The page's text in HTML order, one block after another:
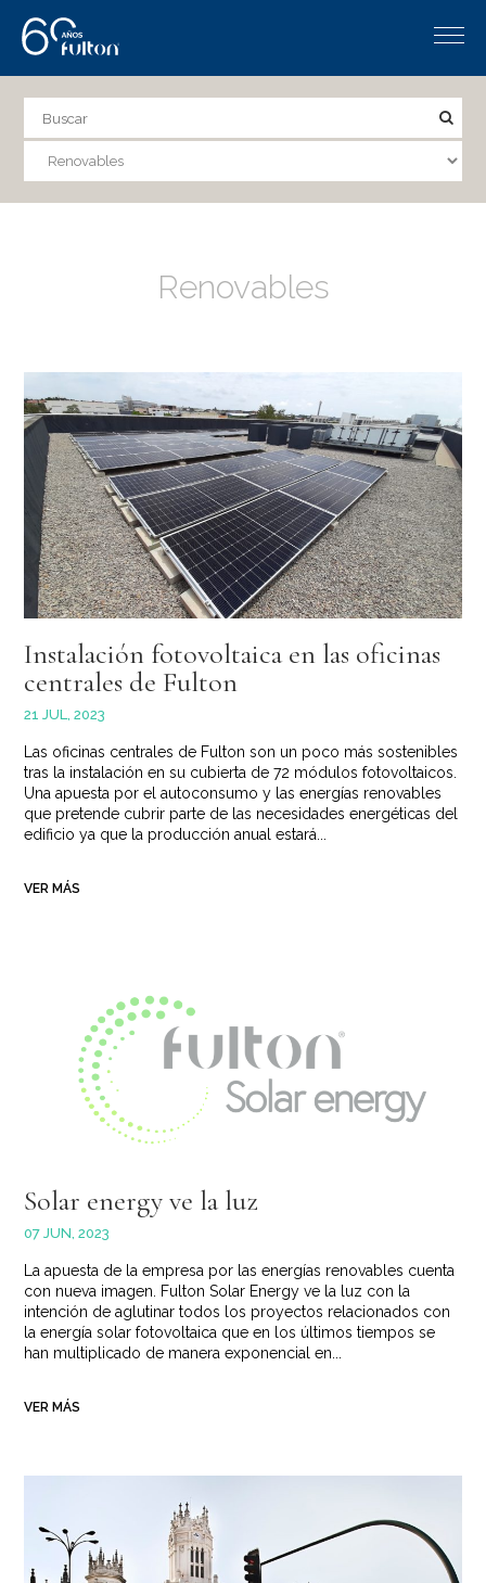
Renovables
Instalación fotovoltaica en las oficinas
centrales de Fulton
21 JUL, 2023
Las oficinas centrales de Fulton son un poco más sostenibles
tras la instalación en su cubierta de 72 módulos fotovoltaicos.
Una apuesta por el autoconsumo y las energías renovables
que pretende cubrir parte de las necesidades energéticas del
edificio ya que la producción anual estará...
VER MÁS
Solar energy ve la luz
07 JUN, 2023
La apuesta de la empresa por las energías renovables cuenta
con nueva imagen. Fulton Solar Energy ve la luz con la
intención de aglutinar todos los proyectos relacionados con
la energía solar fotovoltaica que en los últimos tiempos se
han multiplicado de manera exponencial en...
VER MÁS